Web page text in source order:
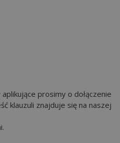
prosimy o dołączenie
klauzuli znajduje się na naszej